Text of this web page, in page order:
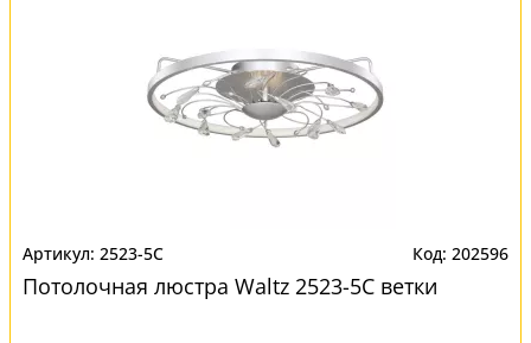
2523-5C 202596
Потолочная люстра Waltz 2523-5C ветки